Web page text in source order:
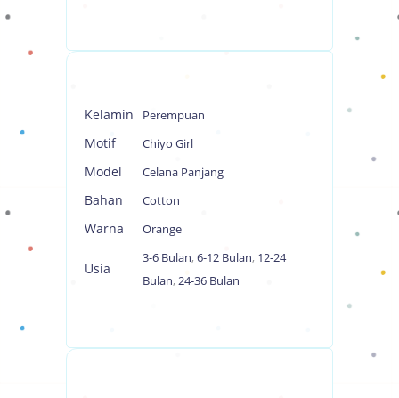
Kelamin Perempuan
Motif Chiyo Girl
Model Celana Panjang
Bahan Cotton
Warna Orange
Usia
3-6 Bulan, 6-12 Bulan, 12-24
Bulan, 24-36 Bulan